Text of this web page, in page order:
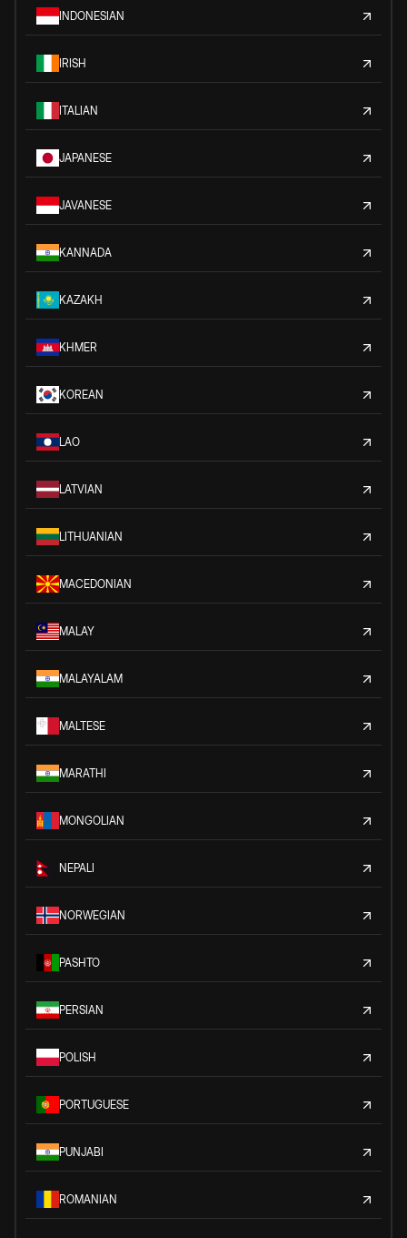
INDONESIAN
IRISH
ITALIAN
JAPANESE
JAVANESE
KANNADA
KAZAKH
KHMER
KOREAN
LAO
LATVIAN
LITHUANIAN
MACEDONIAN
MALAY
MALAYALAM
MALTESE
MARATHI
MONGOLIAN
NEPALI
NORWEGIAN
PASHTO
PERSIAN
POLISH
PORTUGUESE
PUNJABI
ROMANIAN